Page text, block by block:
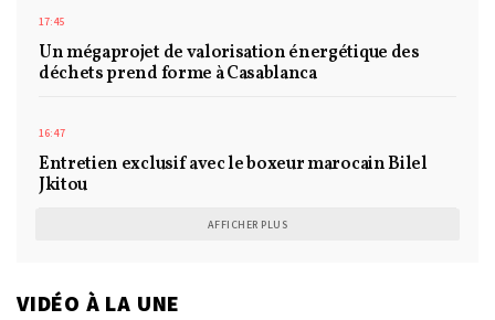
17:45
Un mégaprojet de valorisation énergétique des
déchets prend forme à Casablanca
16:47
Entretien exclusif avec le boxeur marocain Bilel
Jkitou
AFFICHER PLUS
VIDÉO À LA UNE